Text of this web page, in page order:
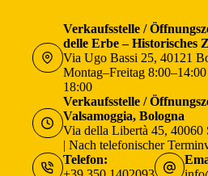
Verkaufsstelle /
delle Erbe – Historisches
Via Ugo Bassi 25, 40121
Montag–Freitag
18:00
Verkaufsstelle /
Valsamoggia, Bologna
Via della Libertà 45,
| Nach telefonischer
Telefon: